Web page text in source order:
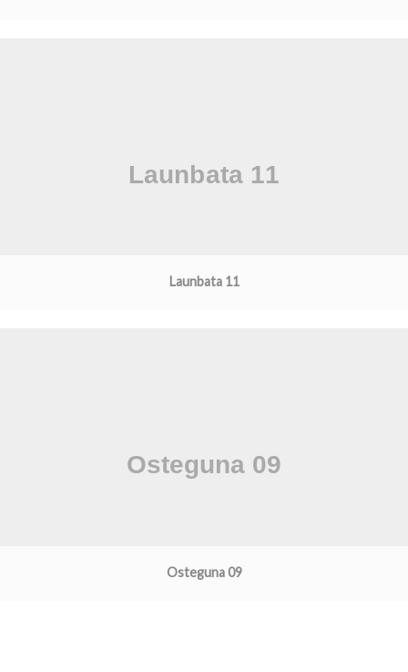
Launbata 11
Osteguna 09